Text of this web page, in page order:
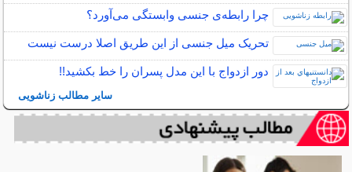
چرا رابطه‌ی جنسی وابستگی می‌آورد؟
تحریک میل جنسی از این طریق اصلا درست نیست
دور ازدواج با این مدل پسران را خط بکشید!!
سایر مطالب زناشویی